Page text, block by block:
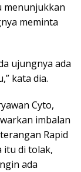
menunjukkan
meminta
ujungnya ada
kata dia.
Cyto,
imbalan
Rapid
itu di tolak,
ada